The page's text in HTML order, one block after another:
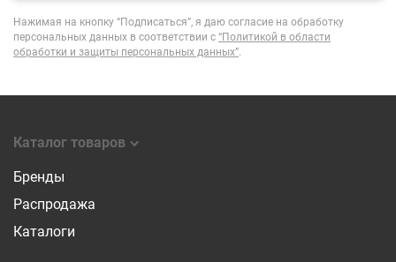
Нажимая на кнопку “Подписаться”, я даю согласие на обработку
персональных данных в соответствии с “Политикой в области
обработки и защиты персональных данных”.
Каталог товаров
Бренды
Распродажа
Каталоги